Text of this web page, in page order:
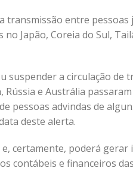
transmissão entre
Japão, Coreia do Sul,
suspender a circulação de
Rússia e Austrália
pessoas advindas de
deste alerta.
certamente, poderá gerar
contábeis e financeiros